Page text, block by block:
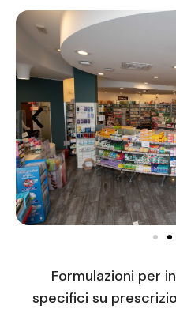
Formulazioni per
specifici su